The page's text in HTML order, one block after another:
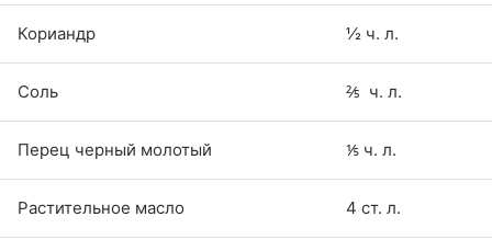
Кориандр ½ ч. л.
Соль ⅖ ч. л.
Перец черный молотый ⅕ ч. л.
Растительное масло 4 ст. л.